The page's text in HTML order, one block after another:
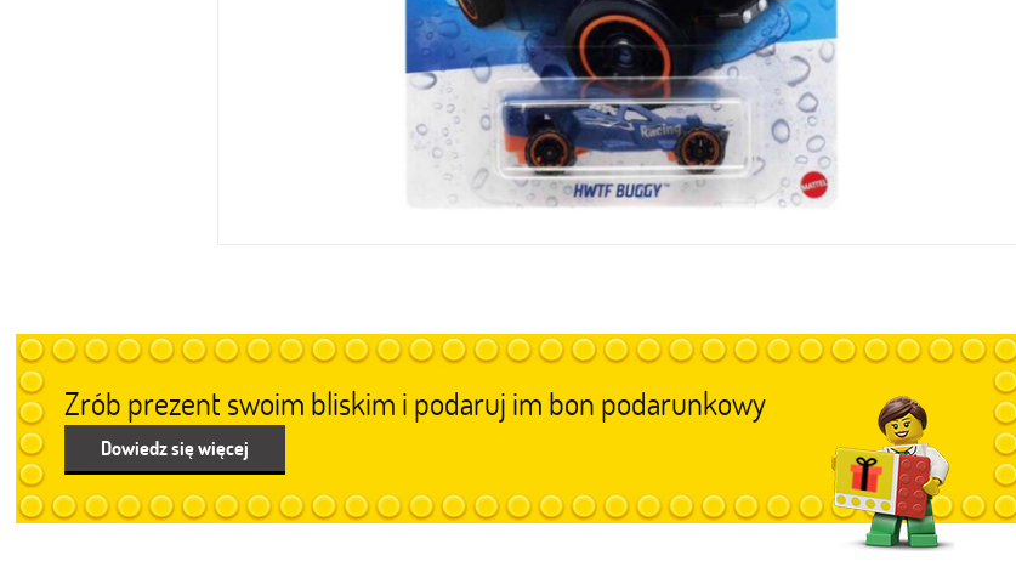
Zrób prezent swoim bliskim i podaruj im bon podarunkowy
Dowiedz się więcej